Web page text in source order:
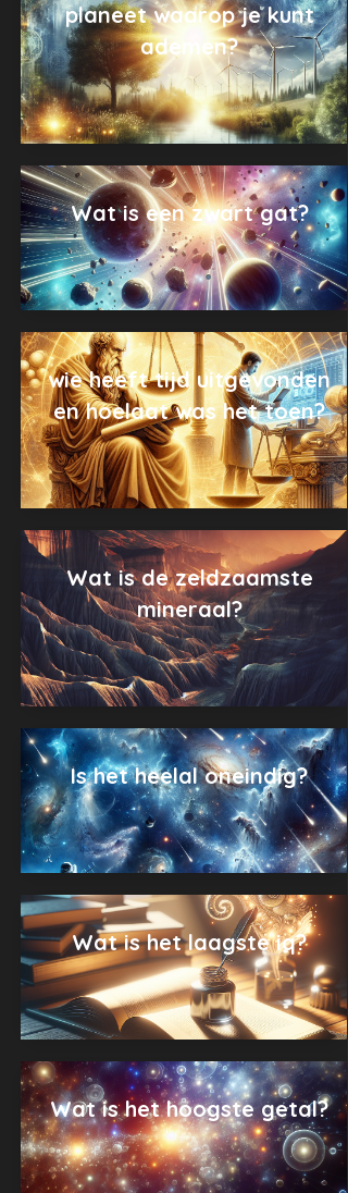
planeet waarop je kunt
ademen?
Wat is een zwart gat?
wie heeft tijd uitgevonden
en hoelaat was het toen?
Wat is de zeldzaamste
mineraal?
Is het heelal oneindig?
Wat is het laagste iq?
Wat is het hoogste getal?